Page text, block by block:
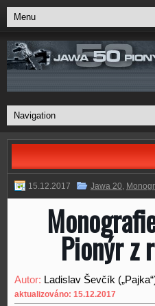
15.12.2017 Jawa 20,
Pionýr z
Autor: Ladislav Ševčík
aktualizováno: 15.12.2017